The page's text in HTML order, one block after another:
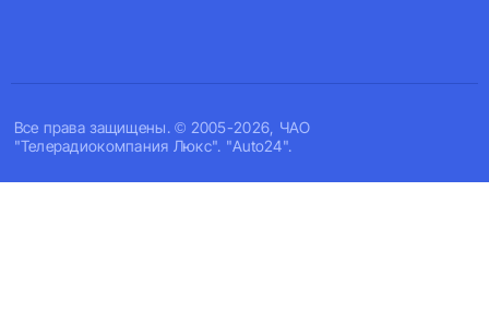
Все права защищены. © 2005-2026, ЧАО
"Телерадиокомпания Люкс". "Auto24".